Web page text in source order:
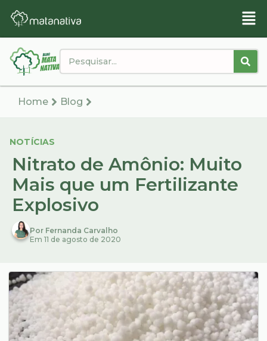
Home Blog
NOTÍCIAS
Nitrato de Amônio: Muito
Mais que um Fertilizante
Explosivo
Por Fernanda Carvalho
Em 11 de agosto de 2020